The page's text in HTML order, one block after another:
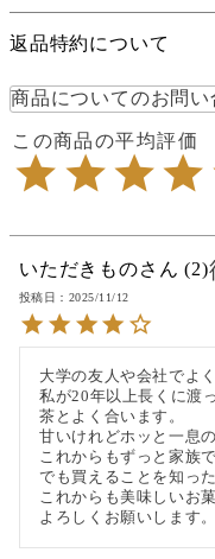
返品特約について
商品についてのお問い
いただきもの 2
投稿日 2025/11/12
大学の友人や会社でよ
私が20年以上長くに渡
茶とよく合います。
甘いけれどホッと一息
これからもずっと家族
でも買えることを知っ
これからも美味しいお
よろしくお願いします。